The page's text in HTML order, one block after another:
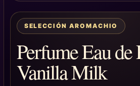
SELECCIÓN AROMACHIO
Perfume Eau de
Vanilla Milk